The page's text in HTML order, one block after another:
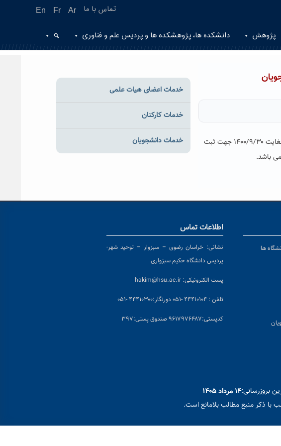
En Fr Ar تماس با ما
پژوهش دانشکده ها، پژوهشکده ها و پردیس علم و فناوری
به اطلاع می رساند سامانه نقل و انتقال دانشجویان شاهد و ایثارگر سازمان امور دانشجویان از روز چهارشنبه مورخ ۱۴۰۰/۹/۱۰ لغایت ۱۴۰۰/۹/۳۰ جهت ثبت
خدمات اعضای هیات علمی
خدمات کارکنان
خدمات دانشجویان
ها
اطلاعات تماس
نشانی: خراسان رضوی – سبزوار – توحید شهر-
پردیس دانشگاه حکیم سبزواری
پست الکترونیکی: hakim@hsu.ac.ir
تلفن : ۴۴۴۱۰۱۰۴ -۰۵۱ دورنگار:۴۴۴۱۰۳۰۰ -۰۵۱
کدپستی:۹۶۱۷۹۷۶۴۸۷ صندوق پستی:۳۹۷
بروزرسانی:۱۴ مرداد ۱۴۰۵
با ذکر منبع مطالب بلامانع است.